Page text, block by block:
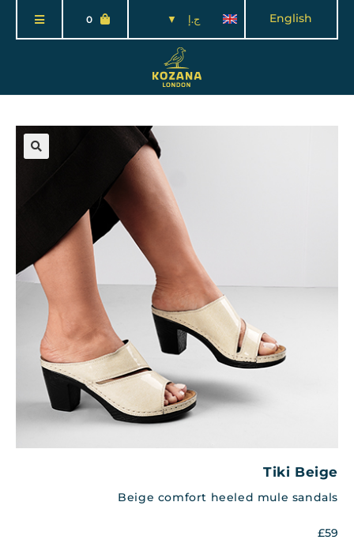
English ج.إ 0
Tiki Beige
Beige comfort heeled mule sandals
£59